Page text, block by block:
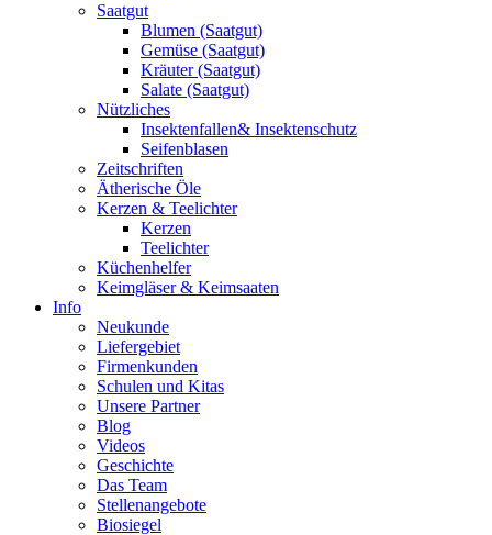
Saatgut
Blumen (Saatgut)
Gemüse (Saatgut)
Kräuter (Saatgut)
Salate (Saatgut)
Nützliches
Insektenfallen& Insektenschutz
Seifenblasen
Zeitschriften
Ätherische Öle
Kerzen & Teelichter
Kerzen
Teelichter
Küchenhelfer
Keimgläser & Keimsaaten
Info
Neukunde
Liefergebiet
Firmenkunden
Schulen und Kitas
Unsere Partner
Blog
Videos
Geschichte
Das Team
Stellenangebote
Biosiegel